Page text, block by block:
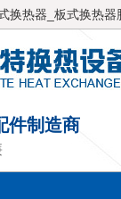
换热器_板式换热器
件制造商